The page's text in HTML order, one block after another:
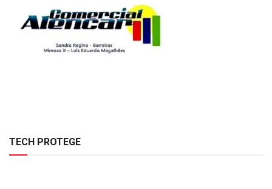
TECH PROTEGE